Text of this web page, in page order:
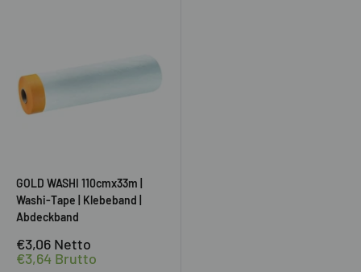
GOLD WASHI 110cmx33m |
Washi-Tape | Klebeband |
Abdeckband
Sonderpreis
€3,06 Netto
€3,64 Brutto